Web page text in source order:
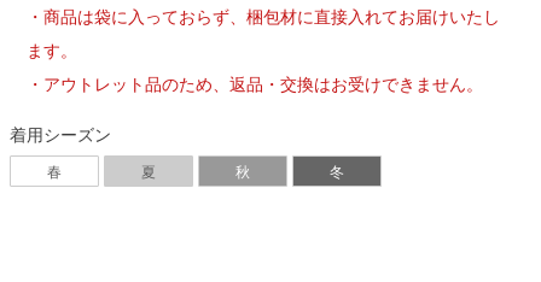
・商品は袋に入っておらず、梱包材に直接入れてお届けいたし
ます。
・アウトレット品のため、返品・交換はお受けできません。
着用シーズン
春 夏 秋 冬